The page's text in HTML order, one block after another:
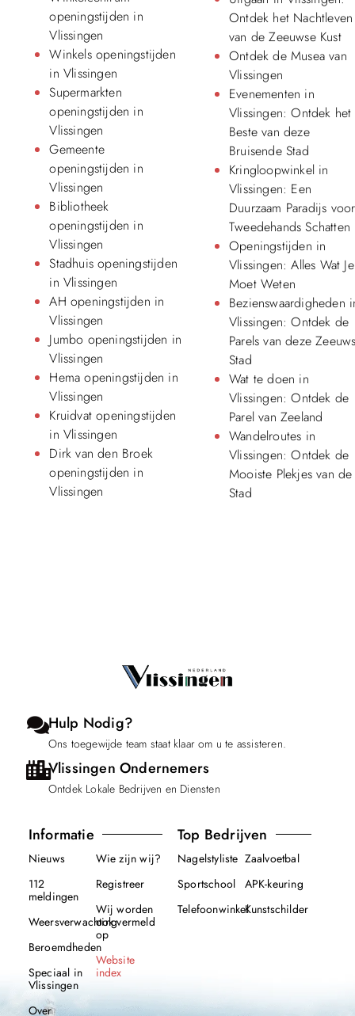
openingstijden in
Vlissingen
Winkels openingstijden
in Vlissingen
Supermarkten
openingstijden in
Vlissingen
Gemeente
openingstijden in
Vlissingen
Bibliotheek
openingstijden in
Vlissingen
Stadhuis openingstijden
in Vlissingen
AH openingstijden in
Vlissingen
Jumbo openingstijden in
Vlissingen
Hema openingstijden in
Vlissingen
Kruidvat openingstijden
in Vlissingen
Dirk van den Broek
openingstijden in
Vlissingen
Ontdek het Nachtleven
van de Zeeuwse Kust
Ontdek de Musea van
Vlissingen
Evenementen in
Vlissingen: Ontdek het
Beste van deze
Bruisende Stad
Kringloopwinkel in
Vlissingen: Een
Duurzaam Paradijs voor
Tweedehands Schatten
Openingstijden in
Vlissingen: Alles Wat Je
Moet Weten
Bezienswaardigheden
Vlissingen: Ontdek de
Parels van deze
Stad
Wat te doen in
Vlissingen: Ontdek de
Parel van Zeeland
Wandelroutes in
Vlissingen: Ontdek de
Mooiste Plekjes van de
Stad
Hulp Nodig?
Ons toegewijde team staat klaar om u te assisteren.
Vlissingen Ondernemers
Ontdek Lokale Bedrijven en Diensten
Informatie
Nieuws
112
meldingen
Weersverwachting
Beroemdheden
Speciaal in
Vlissingen
Over
Wie zijn wij?
Registreer
Wij worden
ook vermeld
op
Website
index
Top Bedrijven
Nagelstyliste
Sportschool
Telefoonwinkel
Zaalvoetbal
APK-keuring
Kunstschilder